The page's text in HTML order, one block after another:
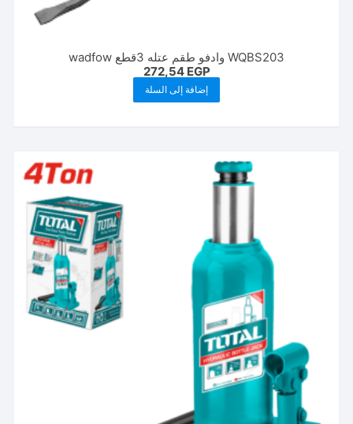
WQBS203 وادفو طقم عتله 3قطع wadfow
272,54 EGP
إضافة إلى السلة